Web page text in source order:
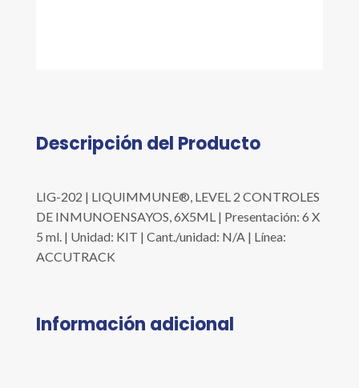
Descripción del Producto
LIG-202 | LIQUIMMUNE®, LEVEL 2 CONTROLES
DE INMUNOENSAYOS, 6X5ML | Presentación: 6 X
5 ml. | Unidad: KIT | Cant./unidad: N/A | Línea:
ACCUTRACK
Información adicional